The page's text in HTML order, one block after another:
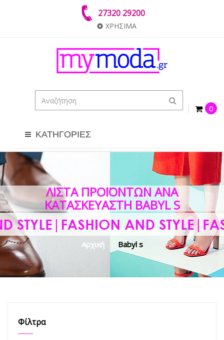
27320 29200
ΧΡΗΣΙΜΑ
0
ΚΑΤΗΓΟΡΙΕΣ
Αρχική Babyl s
Φίλτρα
ΛΊΣΤΑ ΠΡΟΪΌΝΤΩΝ ΑΝΆ
ΚΑΤΑΣΚΕΥΑΣΤΉ BABYL S